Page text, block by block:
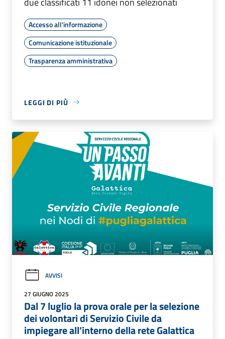
Accesso all'informazione
Comunicazione istituzionale
Trasparenza amministrativa
LEGGI DI PIÙ
AVVISI
27 GIUGNO 2025
Dal 7 luglio la prova orale per la selezione
dei volontari di Servizio Civile da
impiegare all’interno della rete Galattica